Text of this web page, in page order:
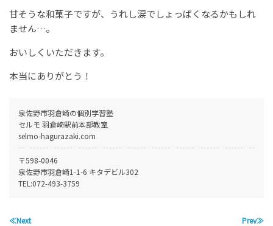
甘そうな和菓子ですが、うれし涙でしょっぱくなるかもしれ
ません…。
おいしくいただきます。
本当にありがとう！
泉佐野市羽倉崎の個別学習塾
セルモ 羽倉崎駅前本部教室
selmo-hagurazaki.com
〒598-0046
泉佐野市羽倉崎1-1-6 キタデビル302
TEL:072-493-3759
≪Next Prev≫